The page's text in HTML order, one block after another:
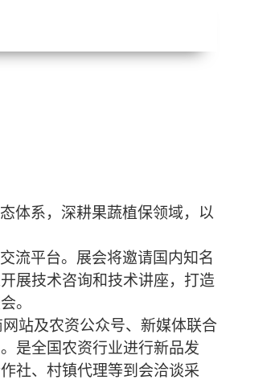
体系，深耕果蔬植保领域，以
流平台。展会将邀请国内知名
展技术咨询和技术讲座，打造
。
站及农资公众号、新媒体联合
是全国农资行业进行新品发
社、村镇代理等到会洽谈采